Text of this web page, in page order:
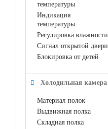
температуры
Индикация
температуры
Регулировка влажности
Сигнал открытой двери
Блокировка от детей
Холодильная камера
Материал полок
Выдвижная полка
Складная полка